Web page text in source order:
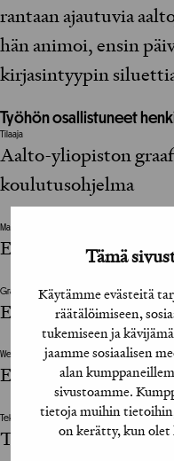
Tämä
Käytämme evästeitä
räätälöimiseen,
tukemiseen ja
jaamme sosiaalisen
alan
sivustoamme.
tietoja muihin
on kerätty, kun olet
rantaan ajautuvia
hän animoi, ensin
kirjasintyypin
Työhön osallistuneet
Tilaaja
Aalto-yliopiston
koulutusohjelma
Mainostoimisto
Emery Dash, Tom
Graafinen suunnittelija / Graphic Designer
Emery Dash
Web Designer
Emedy Dash, Tom
Tekninen suunnittelija / Technical Designer
Tekninen toteutus: